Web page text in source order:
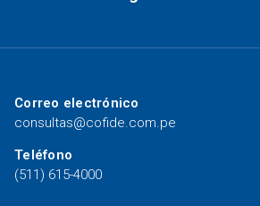
Correo electrónico
consultas@cofide.com.pe
Teléfono
(511) 615-4000